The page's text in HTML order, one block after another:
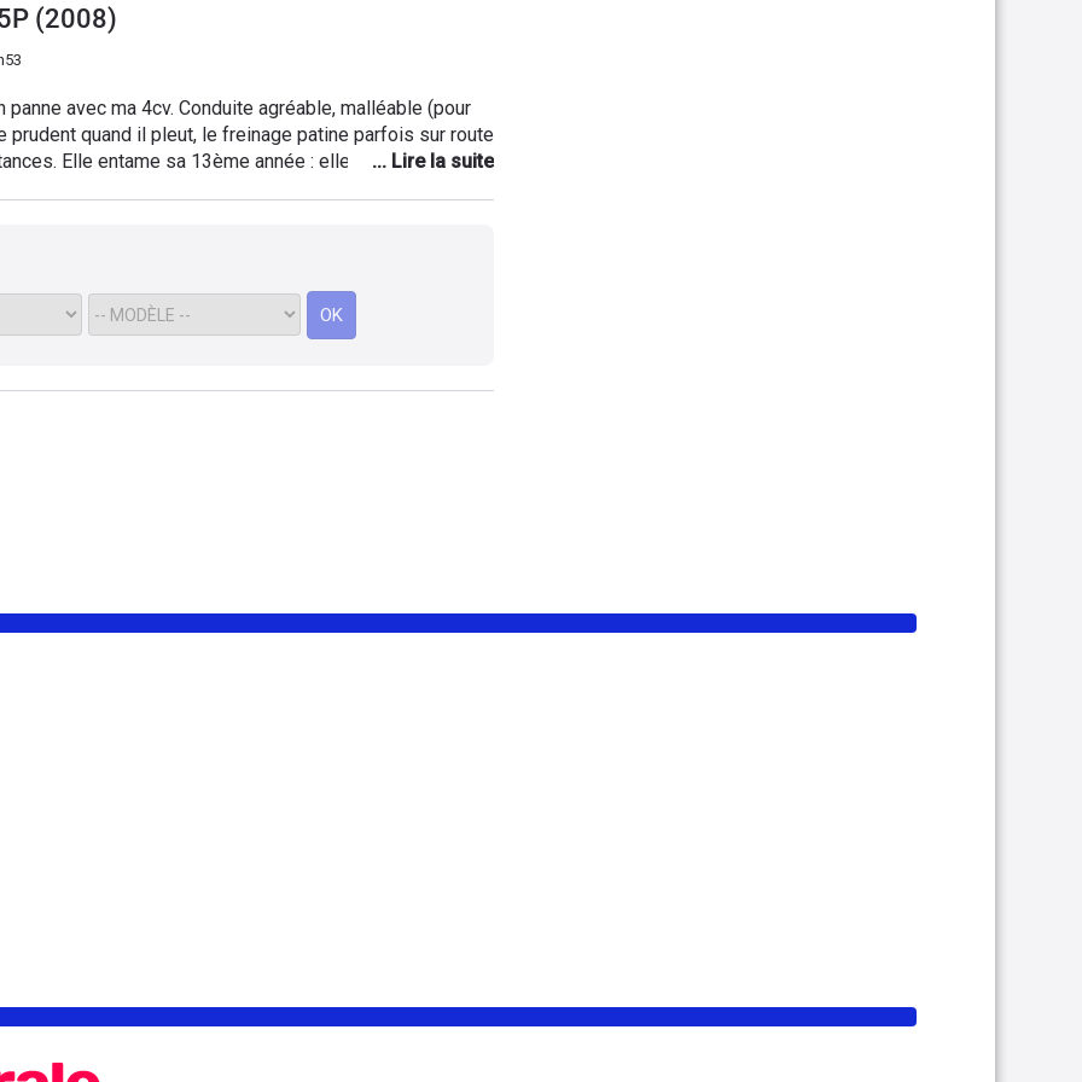
(2008)
avec ma 4cv. Conduite agréable, malléable (pour
quand il pleut, le freinage patine parfois sur route
Elle entame sa 13ème année : elle dort dehors : de
l'entretien du moteur. Mon enfant l'emprunte il mesure
moi, dit-il.
OK